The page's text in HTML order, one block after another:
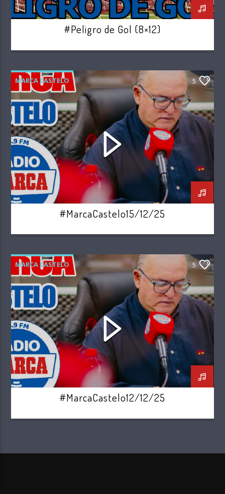
#Peligro de Gol (8×12)
MARCA CASTELO 5
#MarcaCastelo15/12/25
MARCA CASTELO 5
#MarcaCastelo12/12/25